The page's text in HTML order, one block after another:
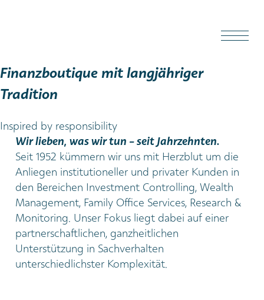
Finanzboutique mit langjähriger
Tradition
Inspired by responsibility
Wir lieben, was wir tun - seit Jahrzehnten.
Seit 1952 kümmern wir uns mit Herzblut um die
Anliegen institutioneller und privater Kunden in
den Bereichen Investment Controlling, Wealth
Management, Family Office Services, Research &
Monitoring. Unser Fokus liegt dabei auf einer
partnerschaftlichen, ganzheitlichen
Unterstützung in Sachverhalten
unterschiedlichster Komplexität.